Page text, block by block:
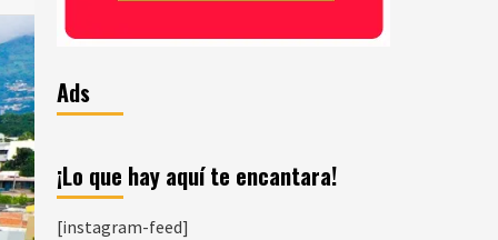
Ads
¡Lo que hay aquí te encantara!
[instagram-feed]